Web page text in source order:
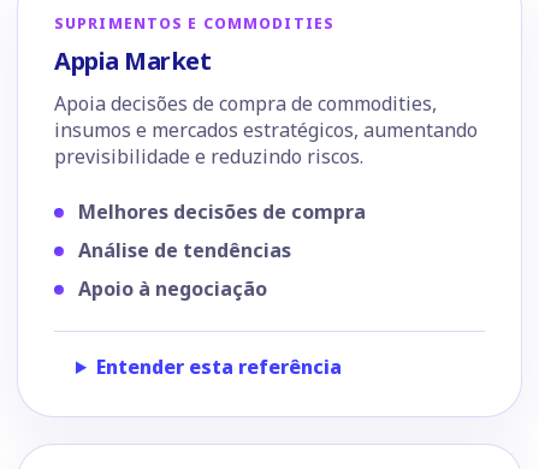
SUPRIMENTOS E COMMODITIES
Appia Market
Apoia decisões de compra de commodities,
insumos e mercados estratégicos, aumentando
previsibilidade e reduzindo riscos.
Melhores decisões de compra
Análise de tendências
Apoio à negociação
Entender esta referência